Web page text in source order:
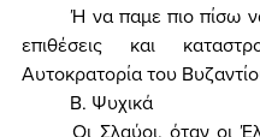
	Ή να παμε πιο πίσω να ιδούμε και
επιθέσεις και
Αυτοκρατορία του
	Β. Ψυχικά
	Οι Σλαύοι, όταν οι Έλληνες είχαν